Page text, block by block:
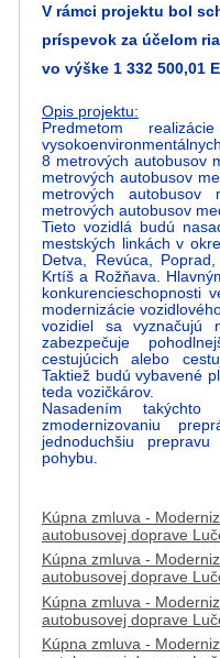
V rámci projektu bol
príspevok za účelom
vo výške 1 332 500,01
Opis projektu:
Predmetom
8 metrových autobusov
metrových autobusov
metrových autobusov
metrových autobusov
Tieto vozidlá budú
mestských linkách v
Detva, Revúca,
Krtíš a Rožňava.
konkurencieschopnosti
modernizácie
vozidiel sa vyznačujú
zabezpečuje
cestujúcich alebo
Taktiež budú vybavené
teda vozičkárov.
Nasadením
zmodernizovaniu
jednoduchšiu
pohybu.
Kúpna zmluva -
autobusovej doprave
Kúpna zmluva -
autobusovej doprave
Kúpna zmluva -
autobusovej doprave
Kúpna zmluva -